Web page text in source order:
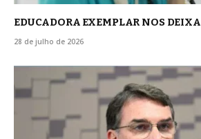
EDUCADORA EXEMPLAR NOS DEIXA
28 de julho de 2026